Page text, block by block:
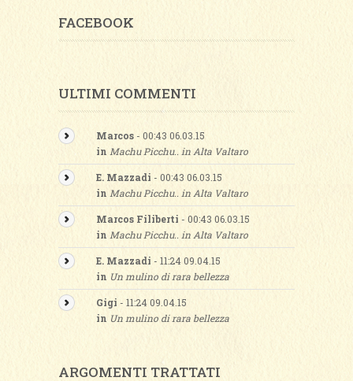
FACEBOOK
ULTIMI COMMENTI
Marcos - 00:43 06.03.15
in Machu Picchu.. in Alta Valtaro
E. Mazzadi - 00:43 06.03.15
in Machu Picchu.. in Alta Valtaro
Marcos Filiberti - 00:43 06.03.15
in Machu Picchu.. in Alta Valtaro
E. Mazzadi - 11:24 09.04.15
in Un mulino di rara bellezza
Gigi - 11:24 09.04.15
in Un mulino di rara bellezza
ARGOMENTI TRATTATI